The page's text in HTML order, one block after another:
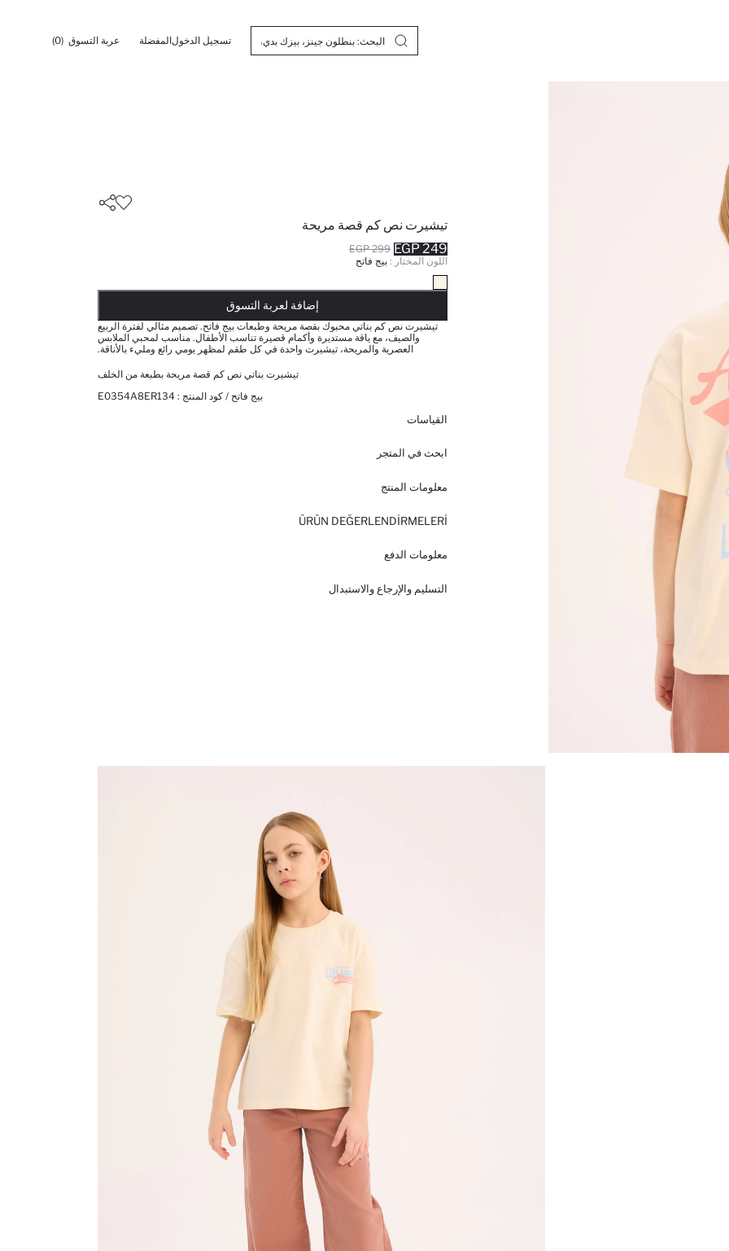
تسجيل الدخولالمفضلة عربة التسوق (0)
تيشيرت نص كم قصة مريحة
299 EGP 249 EGP
اللون المختار : بيج فاتح
إضافة لعربة التسوق
تيشيرت نص كم بناتي محبوك بقصة مريحة وطبعات بيج فاتح. تصميم مثالي لفترة الربيع
والصيف، مع ياقة مستديرة وأكمام قصيرة تناسب الأطفال. مناسب لمحبي الملابس
العصرية والمريحة، تيشيرت واحدة في كل طقم لمظهر يومي رائع ومليء بالأناقة.
تيشيرت بناتي نص كم قصة مريحة بطبعة من الخلف
بيج فاتح / كود المنتج : E0354A8ER134
القياسات
ابحث في المتجر
معلومات المنتج
ÜRÜN DEĞERLENDİRMELERİ
معلومات الدفع
التسليم والإرجاع والاستبدال